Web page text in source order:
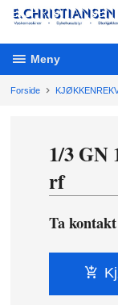
Gå
innholdet
Meny
Forside
1/3 GN
rf
Ta